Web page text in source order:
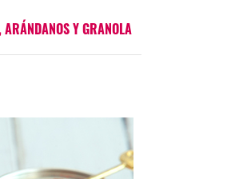
ARÁNDANOS Y GRANOLA